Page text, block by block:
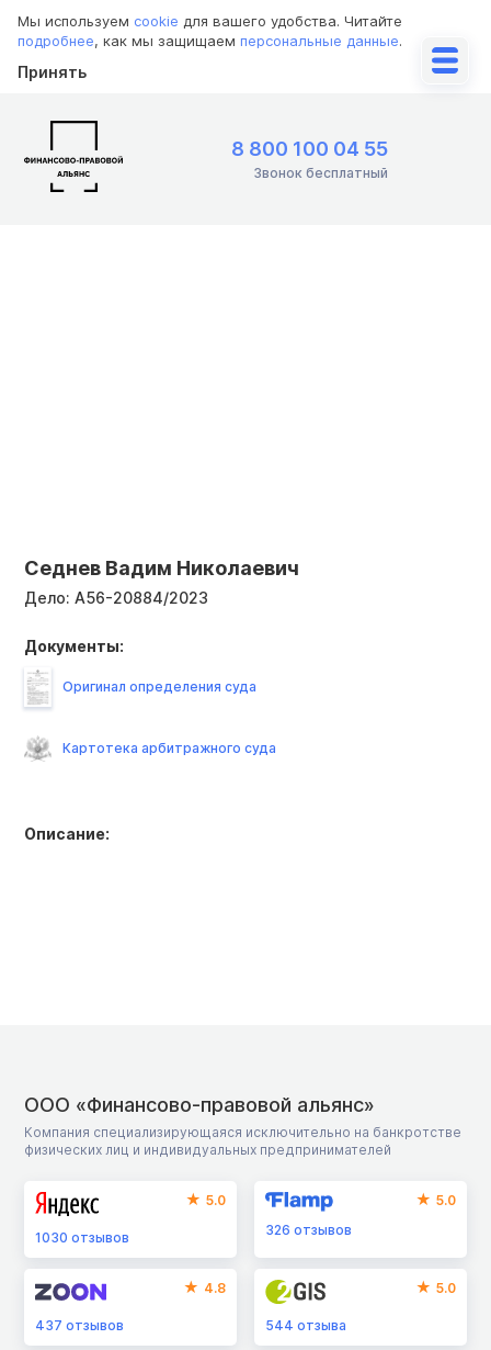
Мы используем cookie для вашего удобства. Читайте
подробнее, как мы защищаем персональные данные.
Принять
8 800 100 04 55
Звонок бесплатный
Седнев Вадим Николаевич
Дело: А56-20884/2023
Описание:
Документы:
Оригинал определения суда
Картотека арбитражного суда
ООО «Финансово-правовой альянс»
Компания специализирующаяся исключительно на банкротстве
физических лиц и индивидуальных предпринимателей
5.0
1030 отзывов
5.0
326отзывов
4.8
437 отзывов
5.0
544отзыва